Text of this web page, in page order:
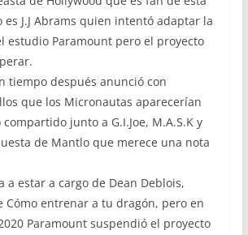
J.J Abrams quien intentó adaptar la
estudio Paramount pero el proyecto
tiempo después anunció con
que los Micronautas aparecerían
junto a G.I.Joe, M.A.S.K y
de Mantlo que merece una nota
a estar a cargo de Dean Deblois,
Cómo entrenar a tu dragón, pero en
Paramount suspendió el proyecto